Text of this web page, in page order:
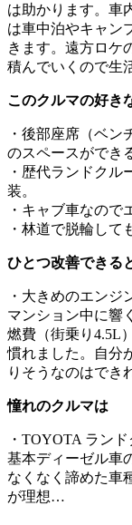
は助かります。車
は車中泊やキャン
きます。遠方ロケ
積んでいくので生
このクルマの好き
・後部座席（ベン
のスペースができ
・歴代ランドク
装。
・キャブ車なので
・林道で脱輪して
ひとつ改善できる
・大きめのエンジ
マンション中に響
燃費（街乗り4.5L
慣れました。自分
りそうなのはでき
憧れのクルマは
・TOYOTA ラン
基本ディーゼル車
なくなく諦めた車
が理想…